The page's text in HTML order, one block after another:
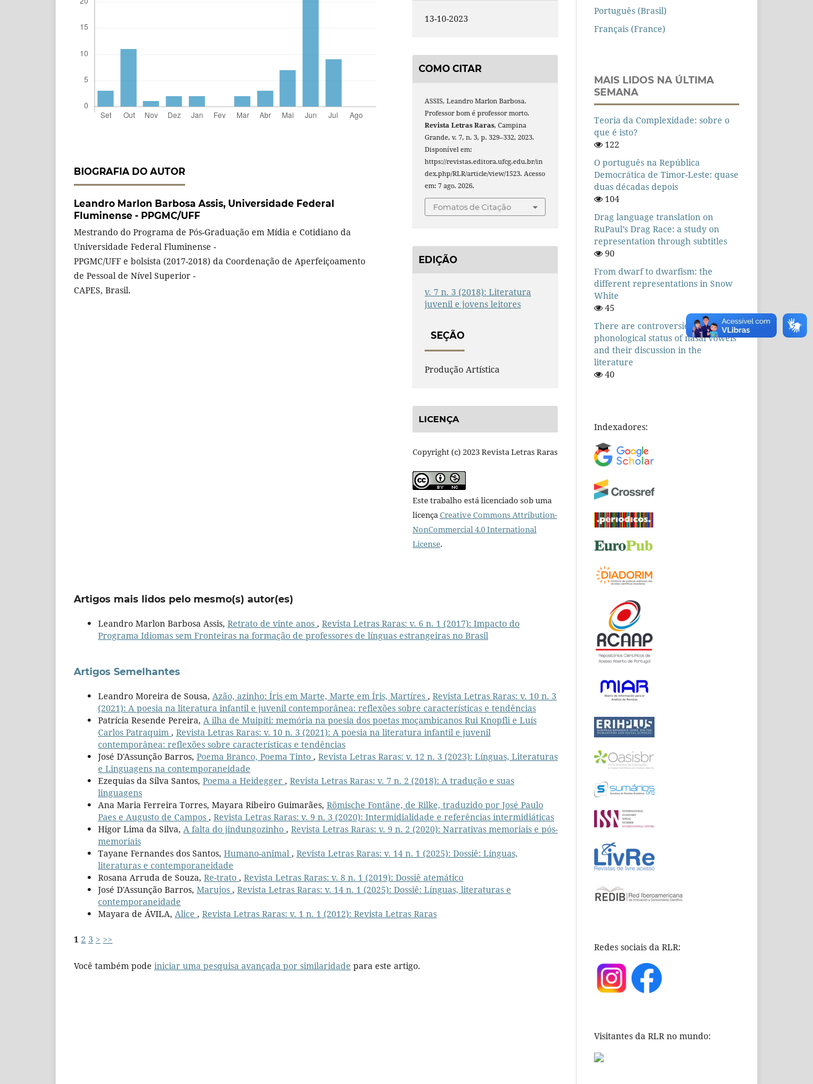
BIOGRAFIA DO AUTOR
Leandro Marlon Barbosa Assis, Universidade Federal
Fluminense - PPGMC/UFF
Mestrando do Programa de Pós-Graduação em Mídia e Cotidiano da
Universidade Federal Fluminense -
PPGMC/UFF e bolsista (2017-2018) da Coordenação de Aperfeiçoamento
de Pessoal de Nível Superior -
CAPES, Brasil.
13-10-2023
COMO CITAR
ASSIS, Leandro Marlon Barbosa.
Professor bom é professor morto.
Revista Letras Raras, Campina
Grande, v. 7, n. 3, p. 329–332, 2023.
Disponível em:
https://revistas.editora.ufcg.edu.br/in
dex.php/RLR/article/view/1523. Acesso
em: 7 ago. 2026.
Fomatos de Citação
EDIÇÃO
v. 7 n. 3 (2018): Literatura
juvenil e jovens leitores
SEÇÃO
Produção Artística
LICENÇA
Copyright (c) 2023 Revista Letras Raras
Este trabalho está licenciado sob uma
licençaCreative Commons Attribution-
NonCommercial 4.0 International
License.
Artigos mais lidos pelo mesmo(s) autor(es)
Leandro Marlon Barbosa Assis, Retrato de vinte anos , Revista Letras Raras: v. 6 n. 1 (2017): Impacto do
Programa Idiomas sem Fronteiras na formação de professores de línguas estrangeiras no Brasil
Artigos Semelhantes
Leandro Moreira de Sousa, Azão, azinho: Íris em Marte, Marte em Íris, Martíres , Revista Letras Raras: v. 10 n. 3
(2021): A poesia na literatura infantil e juvenil contemporânea: reflexões sobre características e tendências
Patrícia Resende Pereira, A ilha de Muipíti: memória na poesia dos poetas moçambicanos Rui Knopfli e Luís
Carlos Patraquim , Revista Letras Raras: v. 10 n. 3 (2021): A poesia na literatura infantil e juvenil
contemporânea: reflexões sobre características e tendências
José D'Assunção Barros, Poema Branco, Poema Tinto , Revista Letras Raras: v. 12 n. 3 (2023): Línguas, Literaturas
e Linguagens na contemporaneidade
Ezequias da Silva Santos, Poema a Heidegger , Revista Letras Raras: v. 7 n. 2 (2018): A tradução e suas
linguagens
Ana Maria Ferreira Torres, Mayara Ribeiro Guimarães, Römische Fontäne, de Rilke, traduzido por José Paulo
Paes e Augusto de Campos , Revista Letras Raras: v. 9 n. 3 (2020): Intermidialidade e referências intermidiáticas
Higor Lima da Silva, A falta do jindungozinho , Revista Letras Raras: v. 9 n. 2 (2020): Narrativas memoriais e pós-
memoriais
Tayane Fernandes dos Santos, Humano-animal , Revista Letras Raras: v. 14 n. 1 (2025): Dossiê: Línguas,
literaturas e contemporaneidade
Rosana Arruda de Souza, Re-trato , Revista Letras Raras: v. 8 n. 1 (2019): Dossiê atemático
José D'Assunção Barros, Marujos , Revista Letras Raras: v. 14 n. 1 (2025): Dossiê: Línguas, literaturas e
contemporaneidade
Mayara de ÁVILA, Alice , Revista Letras Raras: v. 1 n. 1 (2012): Revista Letras Raras
1 2 3 > >>
Você também pode iniciar uma pesquisa avançada por similaridade para este artigo.
Português (Brasil)
Français (France)
MAIS LIDOS NA ÚLTIMA
SEMANA
Teoria da Complexidade: sobre o
que é isto?
122
O português na República
Democrática de Timor-Leste: quase
duas décadas depois
104
Drag language translation on
RuPaul’s Drag Race: a study on
representation through subtitles
90
From dwarf to dwarfism: the
different representations in Snow
White
45
There are controversies! The
phonological status of nasal vowels
and their discussion in the
literature
40
Indexadores:
Redes sociais da RLR:
Visitantes da RLR no mundo: